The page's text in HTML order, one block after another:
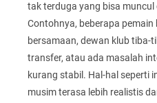
tak terduga yang bisa muncul
Contohnya, beberapa pemain
bersamaan, dewan klub tiba-
transfer, atau ada masalah
kurang stabil. Hal-hal seperti
musim terasa lebih realistis